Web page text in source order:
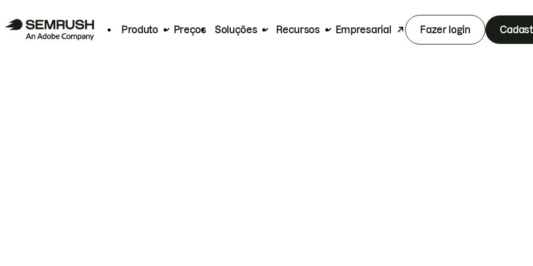
Produto Preços Soluções Recursos Empresarial Fazer login